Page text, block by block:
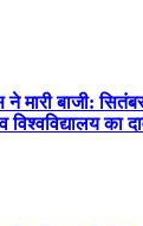
ने मारी बाजी:
का